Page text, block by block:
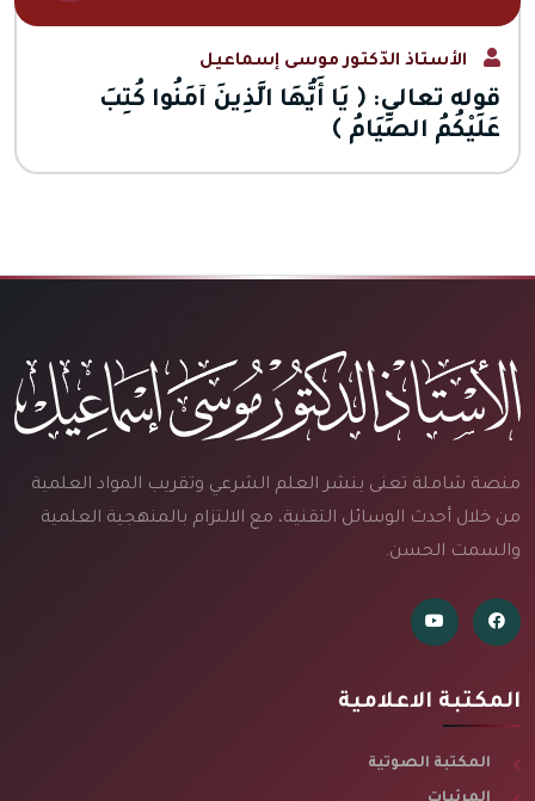
الأستاذ الدّكتور موسى إسماعيل
قوله تعالى: ﴿ يَا أَيُّهَا الَّذِينَ آمَنُوا كُتِبَ
عَلَيْكُمُ الصِّيَامُ ﴾
منصة شاملة تعنى بنشر العلم الشرعي وتقريب المواد العلمية
من خلال أحدث الوسائل التقنية، مع الالتزام بالمنهجية العلمية
والسمت الحسن.
المكتبة الاعلامية
المكتبة الصوتية